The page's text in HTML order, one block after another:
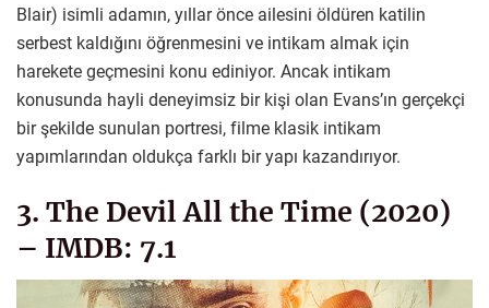
Blair) isimli adamın, yıllar önce ailesini öldüren katilin
serbest kaldığını öğrenmesini ve intikam almak için
harekete geçmesini konu ediniyor. Ancak intikam
konusunda hayli deneyimsiz bir kişi olan Evans’ın gerçekçi
bir şekilde sunulan portresi, filme klasik intikam
yapımlarından oldukça farklı bir yapı kazandırıyor.
3. The Devil All the Time (2020)
– IMDB: 7.1